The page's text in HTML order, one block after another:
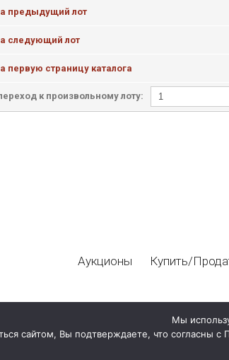
предыдущий лот
следующий лот
первую страницу каталога
к произвольному лоту:
Аукционы Купить/
Мы
сайтом, Вы подтверждаете, что согласны